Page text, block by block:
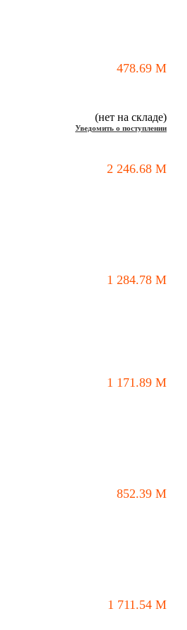
478.69 M
(нет на складе)
Уведомить о поступлении
2 246.68 M
1 284.78 M
1 171.89 M
852.39 M
1 711.54 M